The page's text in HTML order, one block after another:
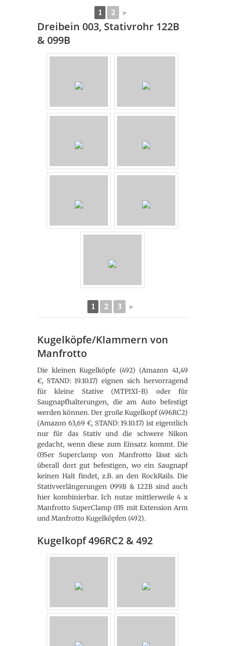
1 2 ►
Dreibein 003, Stativrohr 122B
& 099B
1 2 3 ►
Kugelköpfe/Klammern von
Manfrotto
Die kleinen Kugelköpfe (492) (Amazon 41,49
€, STAND: 19.10.17) eignen sich hervorragend
für kleine Stative (MTPIXI-B) oder für
Saugnapfhalterungen, die am Auto befestigt
werden können. Der große Kugelkopf (496RC2)
(Amazon 63,69 €, STAND: 19.10.17) ist eigentlich
nur für das Stativ und die schwere Nikon
gedacht, wenn diese zum Einsatz kommt. Die
035er Superclamp von Manfrotto lässt sich
überall dort gut befestigen, wo ein Saugnapf
keinen Halt findet, z.B. an den RockRails. Die
Stativverlängerungen 099B & 122B sind auch
hier kombinierbar. Ich nutze mittlerweile 4 x
Manfrotto SuperClamp 035 mit Extension Arm
und Manfrotto Kugelköpfen (492).
Kugelkopf 496RC2 & 492